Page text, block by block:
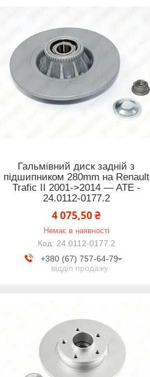
Гальмівний диск задній з
підшипником 280mm на Renault
Trafic II 2001->2014 — ATE -
24.0112-0177.2
4 075,50 ₴
Немає в наявності
24.0112-0177.2
+380 (67) 757-64-79
відділ продажу